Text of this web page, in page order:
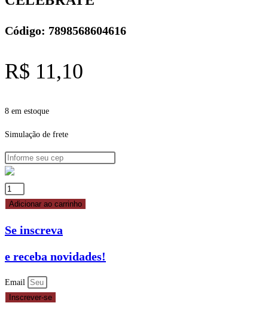
Código: 7898568604616
R$ 11,10
8 em estoque
Simulação de frete
BICO
PÉTALA
REF.
5127
CELEBRATE
quantidade
Adicionar ao carrinho
Se inscreva
e receba novidades!
Email
Inscrever-se